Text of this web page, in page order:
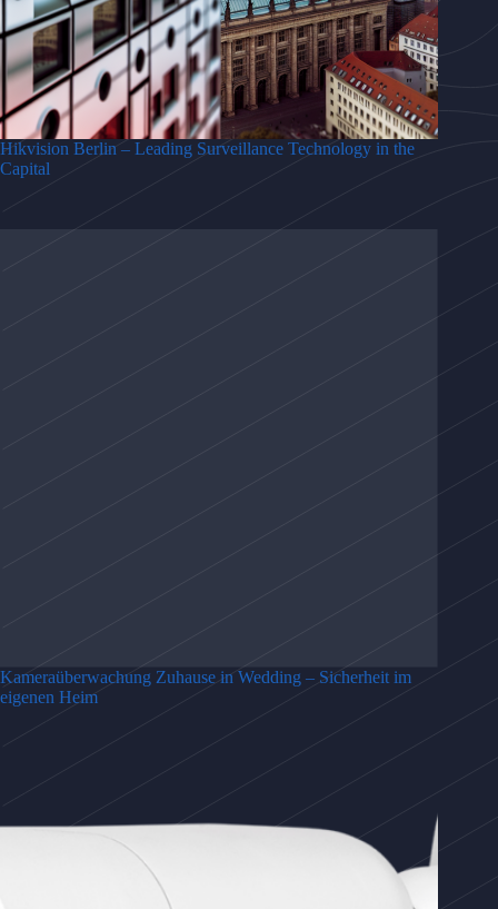
Hikvision Berlin – Leading Surveillance Technology in the
Capital
Kameraüberwachung Zuhause in Wedding – Sicherheit im
eigenen Heim